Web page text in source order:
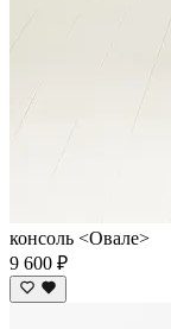
консоль <Овале>
9 600 ₽